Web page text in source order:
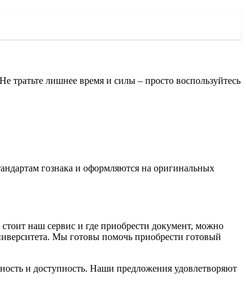
тратьте лишнее время и силы – просто воспользуйтесь
гознака и оформляются на оригинальных
наш сервис и где приобрести документ, можно
Мы готовы помочь приобрести готовый
и доступность. Наши предложения удовлетворяют